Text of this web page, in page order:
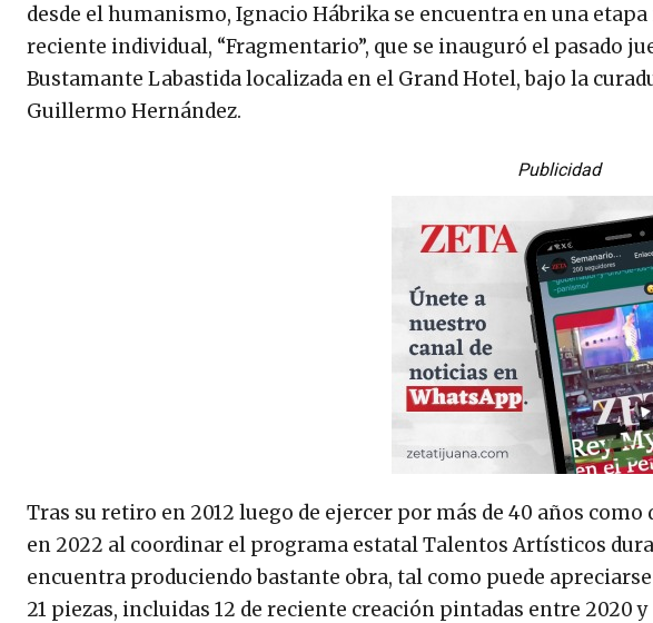
desde el humanismo, Ignacio Hábrika se encuentra en una
reciente individual, “Fragmentario”, que se inauguró el pasado
Bustamante Labastida localizada en el Grand Hotel, bajo la
Guillermo Hernández.
Publicidad
Tras su retiro en 2012 luego de ejercer por más de 40 años
en 2022 al coordinar el programa estatal Talentos Artísticos
encuentra produciendo bastante obra, tal como puede
21 piezas, incluidas 12 de reciente creación pintadas entre 2020 y